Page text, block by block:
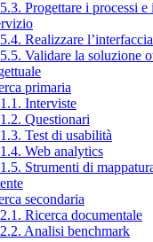
Progettare i processi e i
Realizzare
Validare la soluzione
primaria
Interviste
Questionari
Test di usabilità
Web analytics
Strumenti di
secondaria
Ricerca documentale
Analisi benchmark